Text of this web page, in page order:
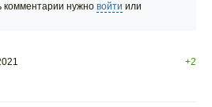
комментарии нужно войти или
+2